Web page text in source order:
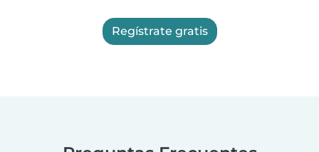
Regístrate gratis